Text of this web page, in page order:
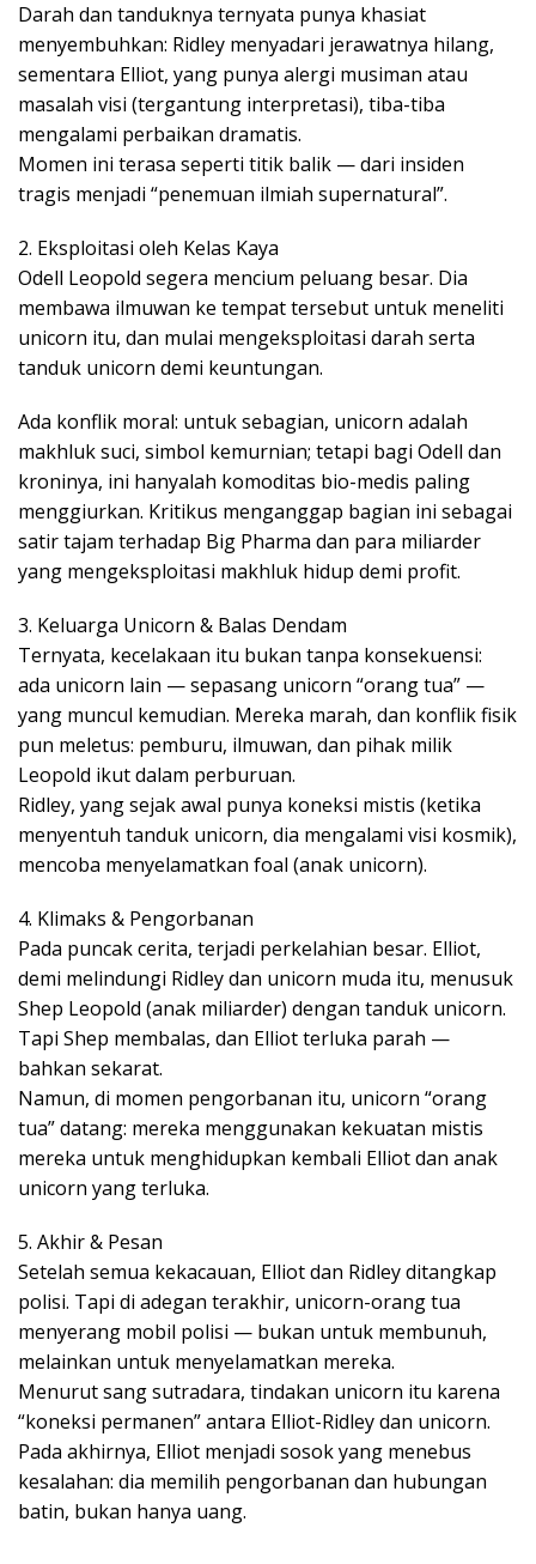
Darah dan tanduknya ternyata punya khasiat
menyembuhkan: Ridley menyadari jerawatnya hilang,
sementara Elliot, yang punya alergi musiman atau
masalah visi (tergantung interpretasi), tiba-tiba
mengalami perbaikan dramatis.
Momen ini terasa seperti titik balik — dari insiden
tragis menjadi “penemuan ilmiah supernatural”.
2. Eksploitasi oleh Kelas Kaya
Odell Leopold segera mencium peluang besar. Dia
membawa ilmuwan ke tempat tersebut untuk meneliti
unicorn itu, dan mulai mengeksploitasi darah serta
tanduk unicorn demi keuntungan.
Ada konflik moral: untuk sebagian, unicorn adalah
makhluk suci, simbol kemurnian; tetapi bagi Odell dan
kroninya, ini hanyalah komoditas bio-medis paling
menggiurkan. Kritikus menganggap bagian ini sebagai
satir tajam terhadap Big Pharma dan para miliarder
yang mengeksploitasi makhluk hidup demi profit.
3. Keluarga Unicorn & Balas Dendam
Ternyata, kecelakaan itu bukan tanpa konsekuensi:
ada unicorn lain — sepasang unicorn “orang tua” —
yang muncul kemudian. Mereka marah, dan konflik fisik
pun meletus: pemburu, ilmuwan, dan pihak milik
Leopold ikut dalam perburuan.
Ridley, yang sejak awal punya koneksi mistis (ketika
menyentuh tanduk unicorn, dia mengalami visi kosmik),
mencoba menyelamatkan foal (anak unicorn).
4. Klimaks & Pengorbanan
Pada puncak cerita, terjadi perkelahian besar. Elliot,
demi melindungi Ridley dan unicorn muda itu, menusuk
Shep Leopold (anak miliarder) dengan tanduk unicorn.
Tapi Shep membalas, dan Elliot terluka parah —
bahkan sekarat.
Namun, di momen pengorbanan itu, unicorn “orang
tua” datang: mereka menggunakan kekuatan mistis
mereka untuk menghidupkan kembali Elliot dan anak
unicorn yang terluka.
5. Akhir & Pesan
Setelah semua kekacauan, Elliot dan Ridley ditangkap
polisi. Tapi di adegan terakhir, unicorn-orang tua
menyerang mobil polisi — bukan untuk membunuh,
melainkan untuk menyelamatkan mereka.
Menurut sang sutradara, tindakan unicorn itu karena
“koneksi permanen” antara Elliot-Ridley dan unicorn.
Pada akhirnya, Elliot menjadi sosok yang menebus
kesalahan: dia memilih pengorbanan dan hubungan
batin, bukan hanya uang.